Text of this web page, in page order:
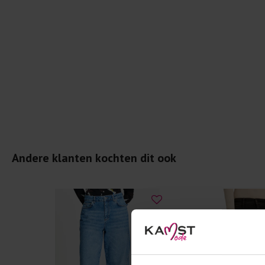
Andere klanten kochten dit ook